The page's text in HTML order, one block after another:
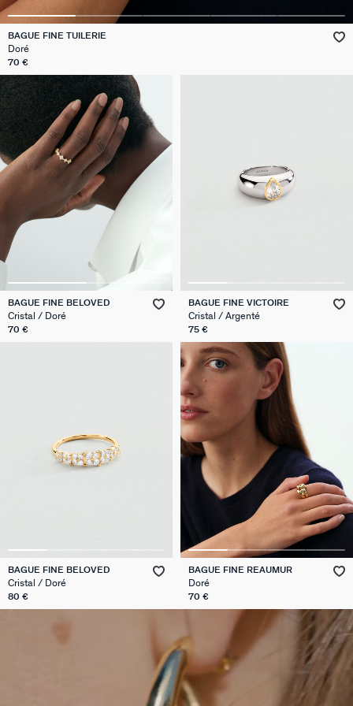
VICTOIRE
GÉNÉRATION AGATHA
SUR LA PEAU
BAGUE FINE TUILERIE
Doré
70 €
BAGUE FINE BELOVED
Cristal / Doré
70 €
BAGUE FINE VICTOIRE
Cristal / Argenté
75 €
BAGUE FINE BELOVED
Cristal / Doré
80 €
BAGUE FINE REAUMUR
Doré
70 €